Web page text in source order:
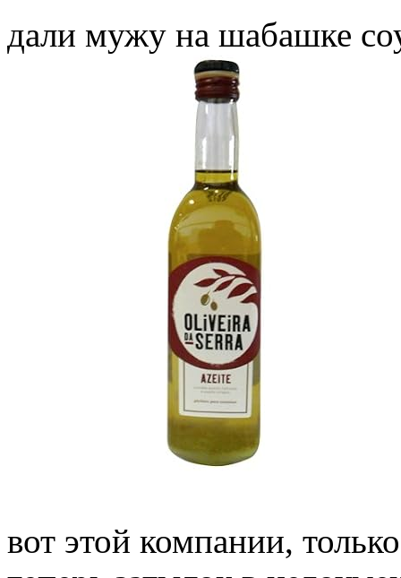
дали мужу на шабашке
вот этой компании,